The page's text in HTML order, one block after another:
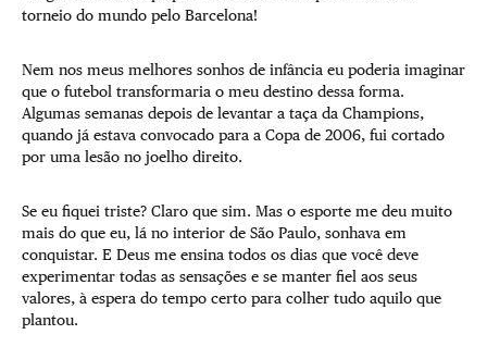
torneio do mundo pelo Barcelona!
Nem nos meus melhores sonhos de infância eu poderia imaginar
que o futebol transformaria o meu destino dessa forma.
Algumas semanas depois de levantar a taça da Champions,
quando já estava convocado para a Copa de 2006, fui cortado
por uma lesão no joelho direito.
Se eu fiquei triste? Claro que sim. Mas o esporte me deu muito
mais do que eu, lá no interior de São Paulo, sonhava em
conquistar. E Deus me ensina todos os dias que você deve
experimentar todas as sensações e se manter fiel aos seus
valores, à espera do tempo certo para colher tudo aquilo que
plantou.